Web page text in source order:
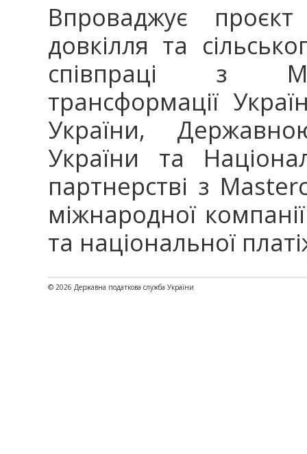
Впроваджує проєкт
довкілля та
співпраці з
трансформації
України,
України та
партнерстві з
міжнародної
та національної
© 2026 Державна податкова служба України